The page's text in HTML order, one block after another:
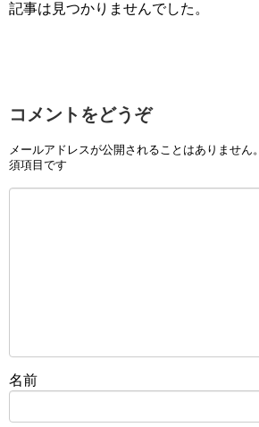
記事は見つかりませんでした。
コメントをどうぞ
メールアドレスが公開されることはありません。
須項目です
名前